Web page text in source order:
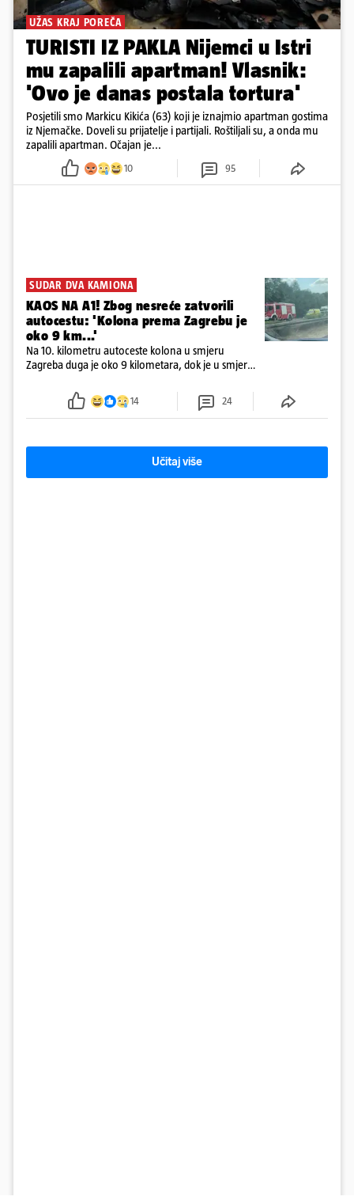
UŽAS KRAJ POREČA
TURISTI IZ PAKLA Nijemci u Istri
mu zapalili apartman! Vlasnik:
'Ovo je danas postala tortura'
Posjetili smo Markicu Kikića (63) koji je iznajmio apartman gostima
iz Njemačke. Doveli su prijatelje i partijali. Roštiljali su, a onda mu
zapalili apartman. Očajan je...
10 95
SUDAR DVA KAMIONA
KAOS NA A1! Zbog nesreće zatvorili
autocestu: 'Kolona prema Zagrebu je
oko 9 km...'
Na 10. kilometru autoceste kolona u smjeru
Zagreba duga je oko 9 kilometara, dok je u smjeru
14 24
Učitaj više